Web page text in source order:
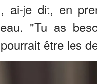
ai-je dit, en
"Tu as
être les